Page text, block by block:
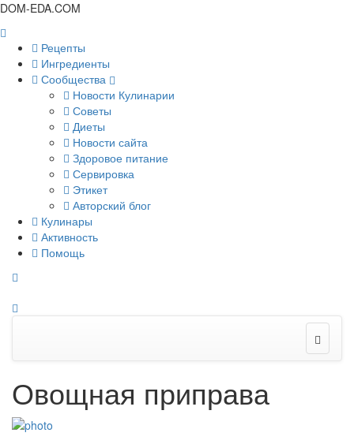
DOM-EDA.COM
Рецепты
Ингредиенты
Сообщества
Новости Кулинарии
Советы
Диеты
Новости сайта
Здоровое питание
Сервировка
Этикет
Авторский блог
Кулинары
Активность
Помощь
Овощная приправа